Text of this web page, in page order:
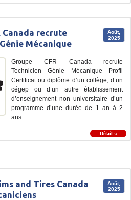
Août,
2025
Canada recrute
Mécanique
Groupe CFR Canada recrute
Technicien Génie Mécanique Profil
Certificat ou diplôme d’un collège, d’un
cégep ou d’un autre établissement
d’enseignement non universitaire d’un
programme d’une durée de 1 an à 2
ans ...
Détail ››
Août,
2025
and Tires Canada